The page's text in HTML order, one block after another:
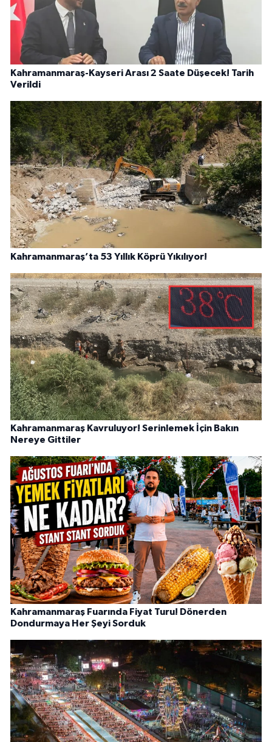
Kahramanmaraş-Kayseri Arası 2 Saate Düşecek! Tarih
Verildi
Kahramanmaraş’ta 53 Yıllık Köprü Yıkılıyor!
Kahramanmaraş Kavruluyor! Serinlemek İçin Bakın
Nereye Gittiler
Kahramanmaraş Fuarında Fiyat Turu! Dönerden
Dondurmaya Her Şeyi Sorduk